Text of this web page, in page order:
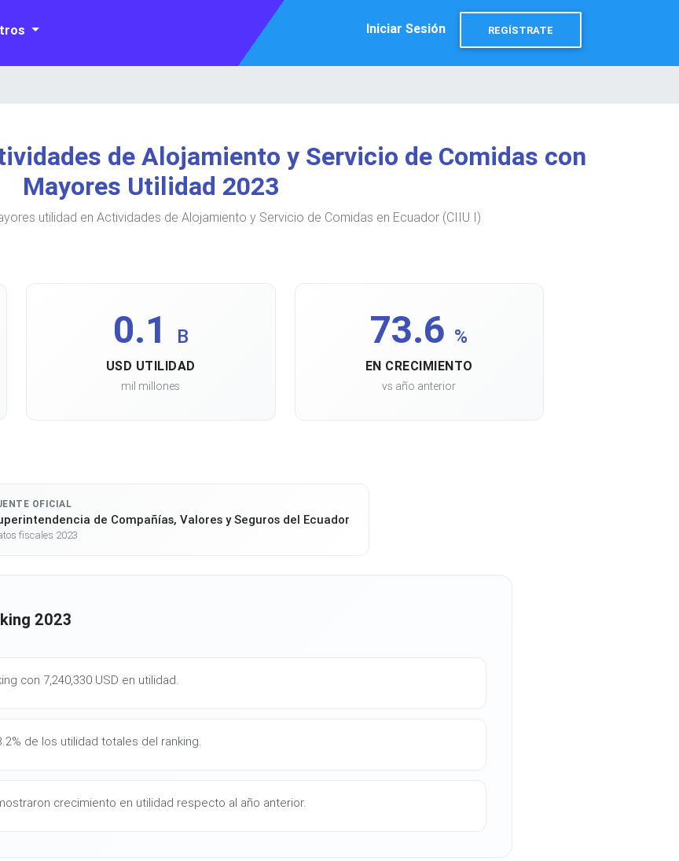
Iniciar Sesión REGÍSTRATE
de Alojamiento y Servicio de Comidas con
Mayores Utilidad 2023
utilidad en Actividades de Alojamiento y Servicio de Comidas en Ecuador (CIIU I)
0.1 B
USD UTILIDAD
mil millones
73.6 %
EN CRECIMIENTO
vs año anterior
OFICIAL
de Compañías, Valores y Seguros del Ecuador
fiscales 2023
2023
con 7,240,330 USD en utilidad.
de los utilidad totales del ranking.
crecimiento en utilidad respecto al año anterior.